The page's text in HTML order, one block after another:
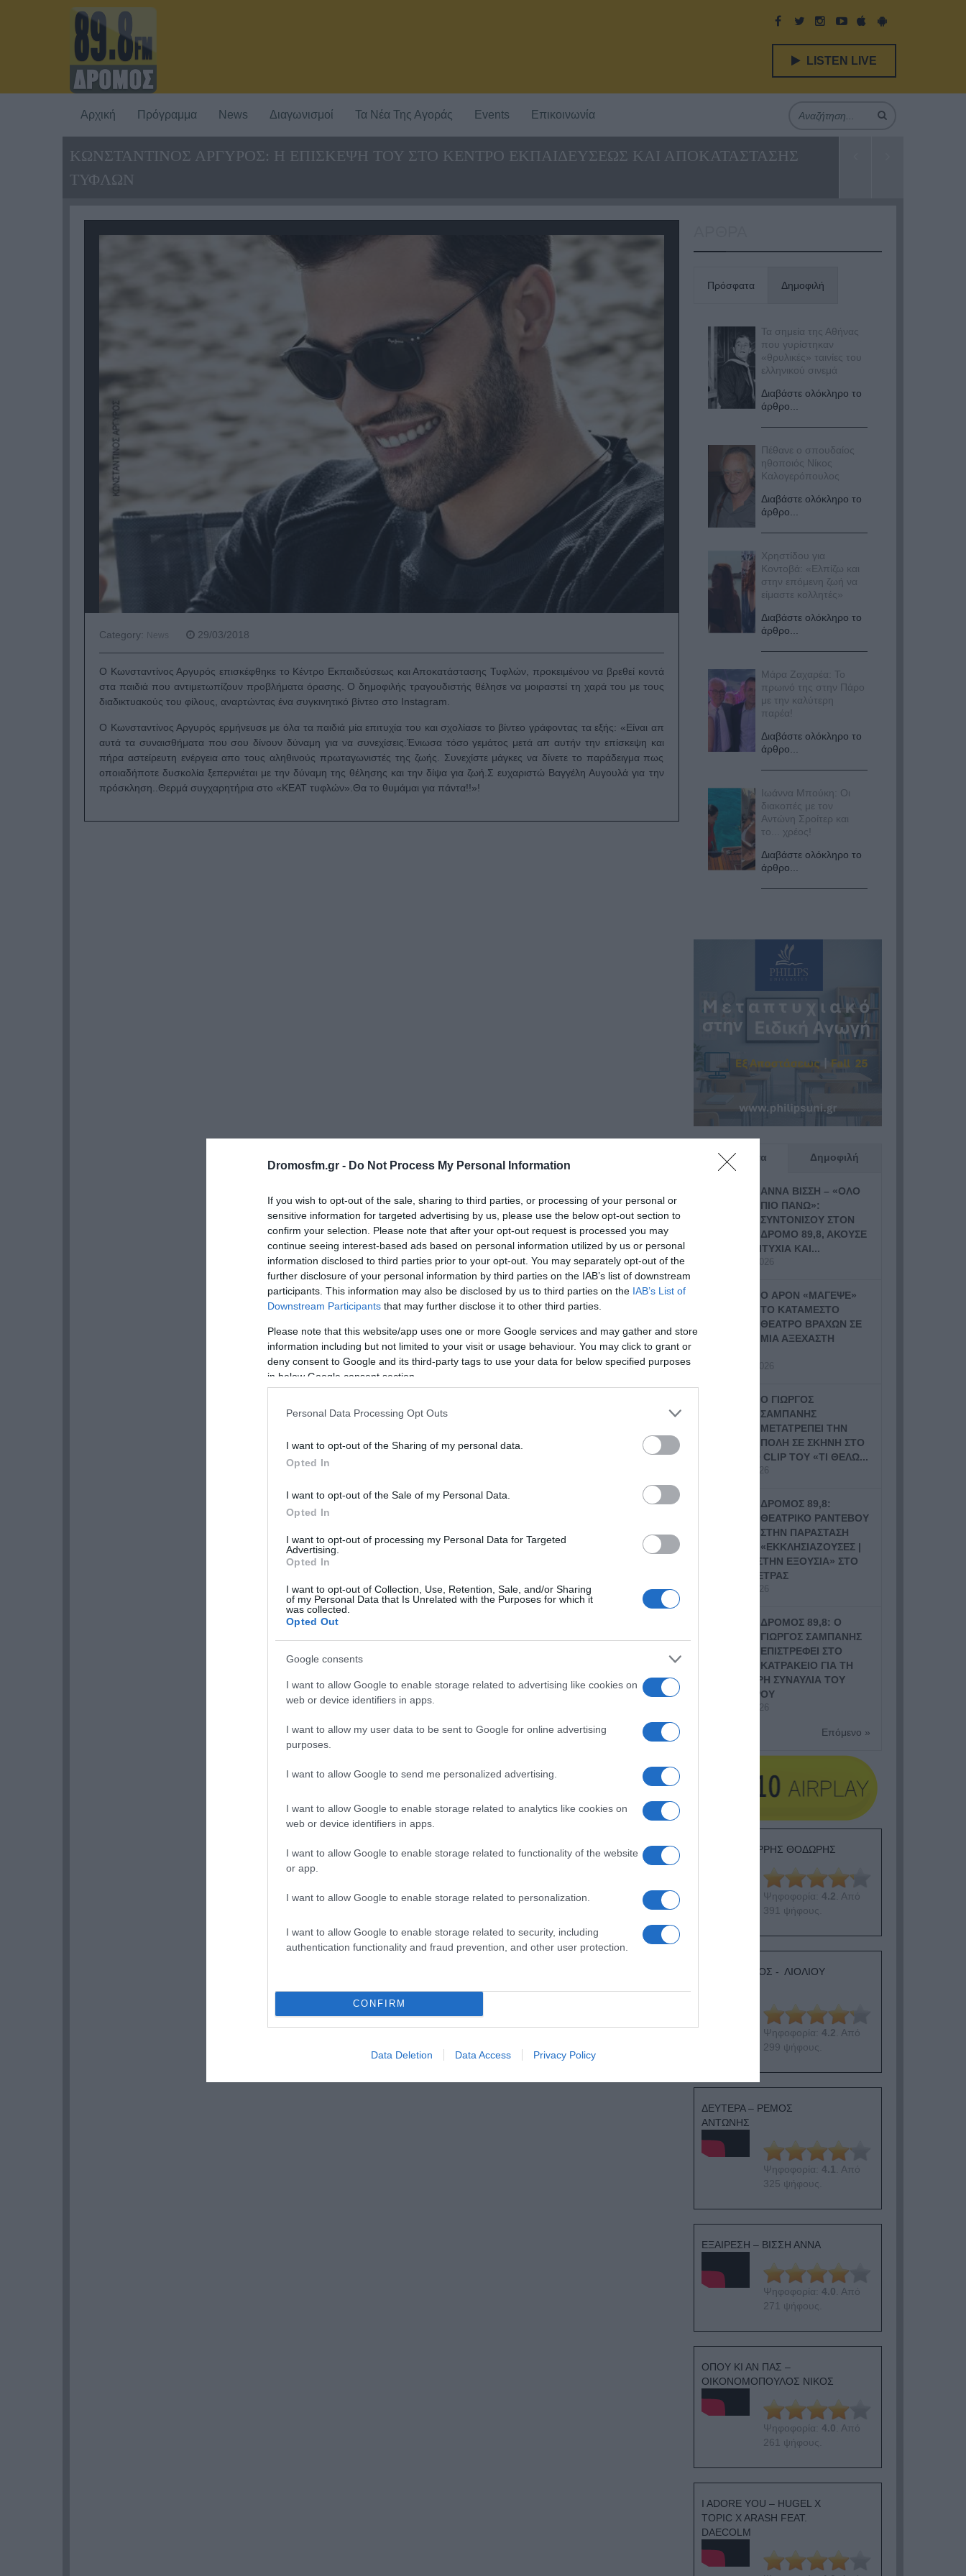
Dromosfm.gr - Do Not Process My Personal Information
If you wish to opt-out of the sale, sharing to third parties, or processing of your personal or
sensitive information for targeted advertising by us, please use the below opt-out section to
confirm your selection. Please note that after your opt-out request is processed you may
continue seeing interest-based ads based on personal information utilized by us or personal
information disclosed to third parties prior to your opt-out. You may separately opt-out of the
further disclosure of your personal information by third parties on the IAB’s list of downstream
participants. This information may also be disclosed by us to third parties on the IAB’s List of
Downstream Participants that may further disclose it to other third parties.
Please note that this website/app uses one or more Google services and may gather and store
information including but not limited to your visit or usage behaviour. You may click to grant or
deny consent to Google and its third-party tags to use your data for below specified purposes
in below Google consent section.
Personal Data Processing Opt Outs
I want to opt-out of the Sharing of my personal data.
Opted In
I want to opt-out of the Sale of my Personal Data.
Opted In
I want to opt-out of processing my Personal Data for Targeted
Advertising.
Opted In
I want to opt-out of Collection, Use, Retention, Sale, and/or Sharing
of my Personal Data that Is Unrelated with the Purposes for which it
was collected.
Opted Out
Google consents
I want to allow Google to enable storage related to advertising like cookies on
web or device identifiers in apps.
I want to allow my user data to be sent to Google for online advertising
purposes.
I want to allow Google to send me personalized advertising.
I want to allow Google to enable storage related to analytics like cookies on
web or device identifiers in apps.
I want to allow Google to enable storage related to functionality of the website
or app.
I want to allow Google to enable storage related to personalization.
I want to allow Google to enable storage related to security, including
authentication functionality and fraud prevention, and other user protection.
CONFIRM
Data Deletion Data Access Privacy Policy
LISTEN LIVE
Αρχική Πρόγραμμα News Διαγωνισμοί Τα Νέα Της Αγοράς Events Επικοινωνία
ΚΩΝΣΤΑΝΤΙΝΟΣ ΑΡΓΥΡΟΣ: Η ΕΠΙΣΚΕΨΗ ΤΟΥ ΣΤΟ ΚΕΝΤΡΟ ΕΚΠΑΙΔΕΥΣΕΩΣ ΚΑΙ ΑΠΟΚΑΤΑΣΤΑΣΗΣ
ΤΥΦΛΩΝ
Category: News 29/03/2018
Ο Κωνσταντίνος Αργυρός επισκέφθηκε το Κέντρο Εκπαιδεύσεως και Αποκατάστασης Τυφλών, προκειμένου να βρεθεί κοντά
στα παιδιά που αντιμετωπίζουν προβλήματα όρασης. Ο δημοφιλής τραγουδιστής θέλησε να μοιραστεί τη χαρά του με τους
διαδικτυακούς του φίλους, αναρτώντας ένα συγκινητικό βίντεο στο Instagram.
O Κωνσταντίνος Αργυρός ερμήνευσε με όλα τα παιδιά μία επιτυχία του και σχολίασε το βίντεο γράφοντας τα εξής: «Είναι απ
αυτά τα συναισθήματα που σου δίνουν δύναμη για να συνεχίσεις.Ένιωσα τόσο γεμάτος μετά απ αυτήν την επίσκεψη και
πήρα αστείρευτη ενέργεια απο τους αληθινούς πρωταγωνιστές της ζωής. Συνεχίστε μάγκες να δίνετε το παράδειγμα πως
οποιαδήποτε δυσκολία ξεπερνιέται με την δύναμη της θέλησης και την δίψα για ζωή.Σ ευχαριστώ Βαγγέλη Αυγουλά για την
πρόσκληση..Θερμά συγχαρητήρια στο «ΚΕΑΤ τυφλών».Θα το θυμάμαι για πάντα!!»!
Πρόσφατα Δημοφιλή
Τα σημεία της Αθήνας
που γυρίστηκαν
«θρυλικές» ταινίες του
ελληνικού σινεμά
Διαβάστε ολόκληρο το
άρθρο...
Πέθανε ο σπουδαίος
ηθοποιός Νίκος
Καλογερόπουλος
Διαβάστε ολόκληρο το
άρθρο...
Χρηστίδου για
Κοντοβά: «Ελπίζω και
στην επόμενη ζωή να
είμαστε κολλητές»
Διαβάστε ολόκληρο το
άρθρο...
Μάρα Ζαχαρέα: Το
πρωινό της στην Πάρο
με την καλύτερη
παρέα!
Διαβάστε ολόκληρο το
άρθρο...
Ιωάννα Μπούκη: Οι
διακοπές με τον
Αντώνη Σροίτερ και
το... χρέος!
Διαβάστε ολόκληρο το
άρθρο...
Πρόσφατα Δημοφιλή
ΑΝΝΑ ΒΙΣΣΗ – «ΟΛΟ
ΠΙΟ ΠΑΝΩ»:
ΣΥΝΤΟΝΙΣΟΥ ΣΤΟΝ
ΔΡΟΜΟ 89,8, ΑΚΟΥΣΕ
ΤΗ ΝΕΑ ΕΠΙΤΥΧΙΑ ΚΑΙ...
19 Ιουλίου, 2026
Ο APON «ΜΑΓΕΨΕ»
ΤΟ ΚΑΤΑΜΕΣΤΟ
ΘΕΑΤΡΟ ΒΡΑΧΩΝ ΣΕ
ΜΙΑ ΑΞΕΧΑΣΤΗ
14 Ιουλίου, 2026
Ο ΓΙΩΡΓΟΣ
ΣΑΜΠΑΝΗΣ
ΜΕΤΑΤΡΕΠΕΙ ΤΗΝ
ΠΟΛΗ ΣΕ ΣΚΗΝΗ ΣΤΟ
ΝΕΟ VIDEO CLIP ΤΟΥ «ΤΙ ΘΕΛΩ...
9 Ιουλίου, 2026
ΔΡΟΜΟΣ 89,8:
ΘΕΑΤΡΙΚΟ ΡΑΝΤΕΒΟΥ
ΣΤΗΝ ΠΑΡΑΣΤΑΣΗ
«ΕΚΚΛΗΣΙΑΖΟΥΣΕΣ |
ΓΥΝΑΙΚΕΣ ΣΤΗΝ ΕΞΟΥΣΙΑ» ΣΤΟ
ΘΕΑΤΡΟ ΠΕΤΡΑΣ
8 Ιουλίου, 2026
ΔΡΟΜΟΣ 89,8: Ο
ΓΙΩΡΓΟΣ ΣΑΜΠΑΝΗΣ
ΕΠΙΣΤΡΕΦΕΙ ΣΤΟ
ΚΑΤΡΑΚΕΙΟ ΓΙΑ ΤΗ
ΜΕΓΑΛΥΤΕΡΗ ΣΥΝΑΥΛΙΑ ΤΟΥ
ΦΘΙΝΟΠΩΡΟΥ
8 Ιουλίου, 2026
Επόμενο »
ΕΙΠΕΣ – ΦΕΡΡΗΣ ΘΟΔΩΡΗΣ
Ψηφοφορία: 4.2 . Από
391 ψήφους.
ΛΟΓΑΡΙΑΣΜΟΣ - ΛΙΟΛΙΟΥ
Ψηφοφορία: 4.2 . Από
299 ψήφους.
ΔΕΥΤΕΡΑ – ΡΕΜΟΣ
ΑΝΤΩΝΗΣ
Ψηφοφορία: 4.1 . Από
325 ψήφους.
ΕΞΑΙΡΕΣΗ – ΒΙΣΣΗ ΑΝΝΑ
Ψηφοφορία: 4.0 . Από
271 ψήφους.
ΟΠΟΥ ΚΙ ΑΝ ΠΑΣ –
ΟΙΚΟΝΟΜΟΠΟΥΛΟΣ ΝΙΚΟΣ
Ψηφοφορία: 4.0 . Από
261 ψήφους.
I ADORE YOU – HUGEL X
TOPIC X ARASH FEAT.
DAECOLM